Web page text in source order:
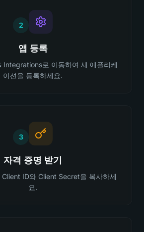
2
앱 등록
Integrations로 이동하여 새 애플리케
이션을 등록하세요.
3
자격 증명 받기
Client ID와 Client Secret을 복사하세
요.